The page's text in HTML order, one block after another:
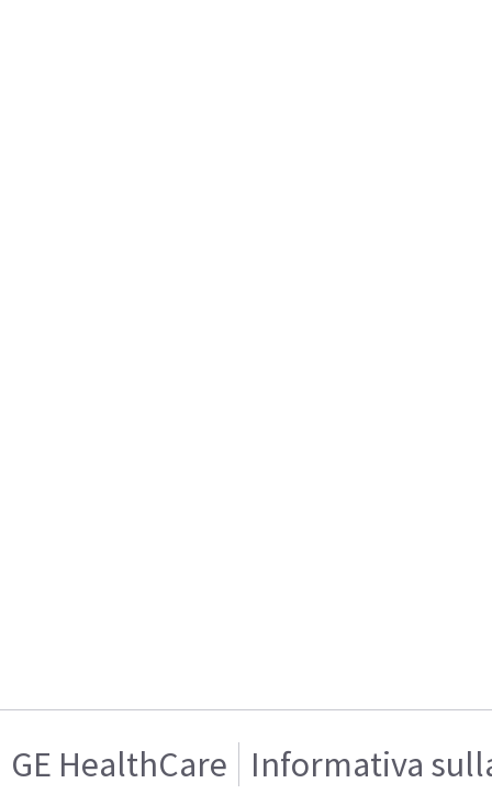
GE HealthCare Informativa